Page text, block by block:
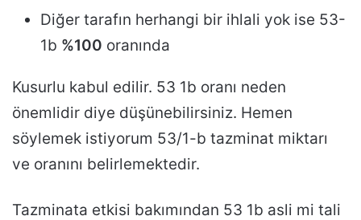
Diğer tarafın herhangi bir ihlali yok ise 53-
1b %100 oranında
Kusurlu kabul edilir. 53 1b oranı neden
önemlidir diye düşünebilirsiniz. Hemen
söylemek istiyorum 53/1-b tazminat miktarı
ve oranını belirlemektedir.
Tazminata etkisi bakımından 53 1b asli mi tali